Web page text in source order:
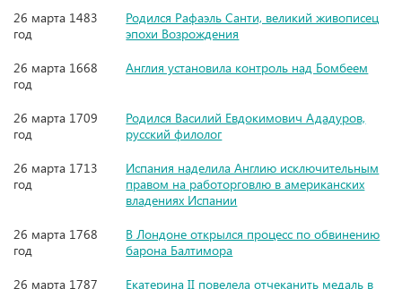
26 марта 1483
год
Родился Рафаэль Санти, великий живописец
эпохи Возрождения
26 марта 1668
год
Англия установила контроль над Бомбеем
26 марта 1709
год
Родился Василий Евдокимович Ададуров,
русский филолог
26 марта 1713
год
Испания наделила Англию исключительным
правом на работорговлю в американских
владениях Испании
26 марта 1768
год
В Лондоне открылся процесс по обвинению
барона Балтимора
26 марта 1787
Екатерина II повелела отчеканить медаль в